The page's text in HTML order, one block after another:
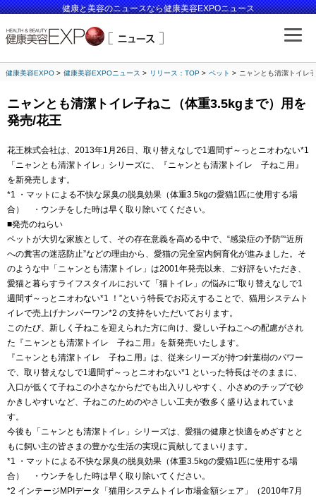
健康と美容のニュースなら健康美容EXPOニュース
健康美容EXPO 健康美容EXPOニュース リリース：TOP ペット ニャンとも清潔トイレ
ニャンとも清潔トイレ子ねこ（体重3.5kgまで）用を
発売/花王
花王株式会社は、2013年1月26日、取り替えなしで1週間ず～っとニオわない*1
「ニャンとも清潔トイレ」シリーズに、『ニャンとも清潔トイレ 子ねこ用』
を新発売します。
*1 ・マットによる不快な尿臭の脱臭効果（体重3.5kgの愛猫1匹に使用する場
合） ・ウンチをした時は早く取り除いてください。
■発売のねらい
ペットが大切な家族として、その存在意義を高める中で、“感染症の予防”“近所
への糞害の迷惑防止”などの理由から、愛猫の完全室内飼育化が進みました。そ
のような中「ニャンとも清潔トイレ」は2001年発売以来、ご好評をいただき、
愛猫と暮らすライフスタイルにおいて「猫トイレ」の悩みに“取り替えなしで1
週間ず～っとニオわない*1 ！”という特長でお応えすることで、猫用システムト
イレで売上げナンバーワン*2 の支持をいただいております。
このたび、新しく子ねこを迎えられた方に向け、愛しい子ねこへの配慮がされ
た『ニャンとも清潔トイレ 子ねこ用』を新発売いたします。
『ニャンとも清潔トイレ 子ねこ用』は、従来シリーズが持つ針葉樹のパワー
で、取り替えなしで1週間ず～っとニオわない*1 といった特長はそのままに、
入口が低くて子ねこの小さなからだでも出入りしやすく、小さめのチップで砂
かきしやすいなど、子ねこのためのやさしい工夫が数多く盛り込まれていま
す。
今後も「ニャンとも清潔トイレ」シリーズは、愛猫の健康と快適をめざすとと
もに飼い主の皆さまの豊かな生活の実現に貢献してまいります。
*1 ・マットによる不快な尿臭の脱臭効果（体重3.5kgの愛猫1匹に使用する場
合） ・ウンチをした時は早く取り除いてください。
*2 インテージMPIデータ「猫用システムトイレ市場金額シェア」（2010年7月